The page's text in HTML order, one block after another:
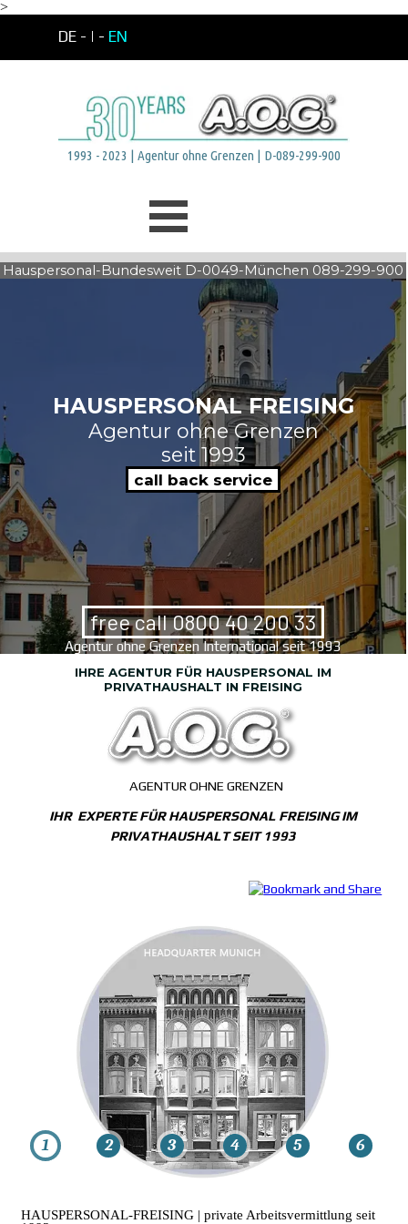
>
DE - | - EN
1993 - 2023 | Agentur ohne Grenzen | D-089-299-900
Hauspersonal-Bundesweit D-0049-München 089-299-900
HAUSPERSONAL FREISING
Agentur ohne Grenzen
seit 1993
call back service
free call 0800 40 200 33
Agentur ohne Grenzen International seit 1993
IHRE AGENTUR FÜR HAUSPERSONAL IM
PRIVATHAUSHALT IN FREISING
AGENTUR OHNE GRENZEN
IHR EXPERTE FÜR HAUSPERSONAL FREISING IM
PRIVATHAUSHALT SEIT 1993
1 2 3 4 5 6
1 2 3 4 5 6
HAUSPERSONAL-FREISING | private Arbeitsvermittlung seit